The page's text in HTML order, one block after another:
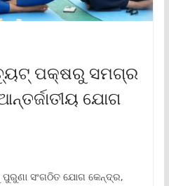
ପକ୍ଷରୁ ସମଗ୍ର
ଯୋଗ
ସଂଗଠିତ ଯୋଗ କେନ୍ଦ୍ର,